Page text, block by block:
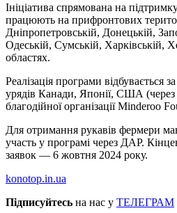
Ініціатива спрямована на
працюють на прифронтових
Дніпропетровській, Донецькій,
Одеській, Сумській, Харківській,
областях.
Реалізація програми відбувається
урядів Канади, Японії, США (через
благодійної організації Minderoo
Для отримання рукавів фермери
участь у програмі через ДАР.
заявок — 6 жовтня 2024 року.
konotop.in.ua
Підписуйтесь на нас у ТЕЛЕГРАМ